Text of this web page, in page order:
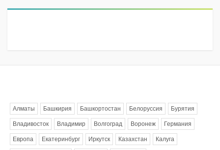
Алматы Башкирия Башкортостан Белоруссия Бурятия
Владивосток Владимир Волгоград Воронеж Германия
Европа Екатеринбург Иркутск Казахстан Калуга